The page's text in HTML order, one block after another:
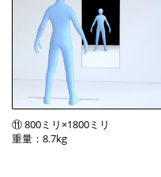
⑪ 800ミリ×1800ミリ
重量：8.7kg